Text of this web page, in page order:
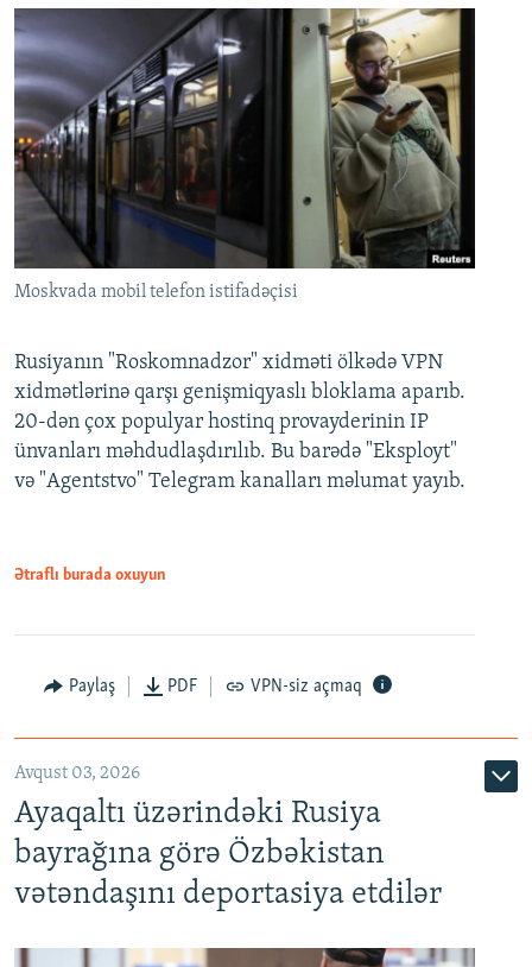
Moskvada mobil telefon istifadəçisi
Rusiyanın "Roskomnadzor" xidməti ölkədə VPN
xidmətlərinə qarşı genişmiqyaslı bloklama aparıb.
20-dən çox populyar hostinq provayderinin IP
ünvanları məhdudlaşdırılıb. Bu barədə "Eksployt"
və "Agentstvo" Telegram kanalları məlumat yayıb.
Ətraflı burada oxuyun
Paylaş PDF VPN-siz açmaq
Avqust 03, 2026
Ayaqaltı üzərindəki Rusiya
bayrağına görə Özbəkistan
vətəndaşını deportasiya etdilər